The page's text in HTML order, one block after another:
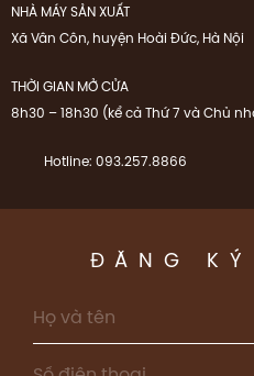
NHÀ MÁY SẢN XUẤT
Xã Vân Côn, huyện Hoài Đức, Hà Nội
THỜI GIAN MỞ CỬA
8h30 – 18h30 (kể cả Thứ 7 và Chủ
Hotline: 093.257.8866
ĐĂNG